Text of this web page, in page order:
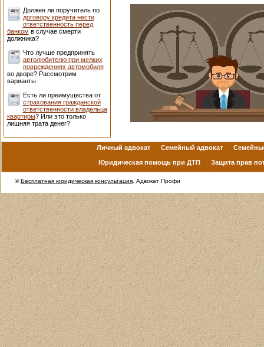
Должен ли поручитель по
договору кредита нести
ответственность перед
банком в случае смерти
должника?
Что лучше предпринять
автолюбителю при мелких
повреждениях автомобиля
во дворе? Рассмотрим
варианты.
Есть ли преимущества от
страхования гражданской
ответственности владельца
квартиры? Или это только
лишняя трата денег?
Личный адвокат Семейный адвокат
Юридическая помощь при ДТП Защита прав
©Бесплатная юридическая консультация . Адвокат Профи